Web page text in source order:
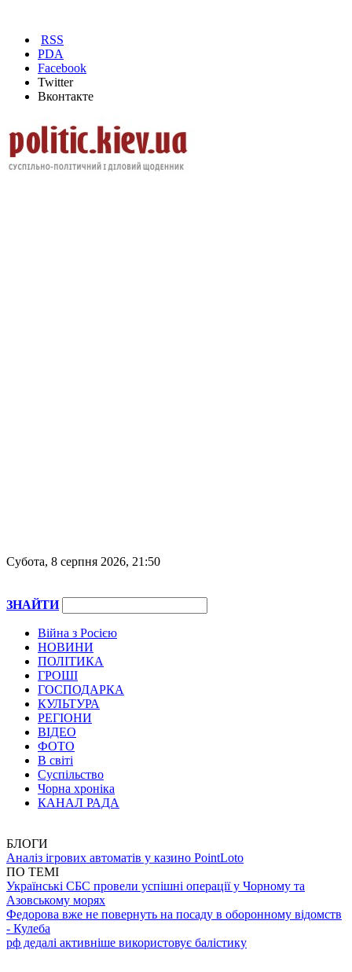
RSS
PDA
Facebook
Twitter
Вконтакте
Субота, 8 серпня 2026, 21:50
ЗНАЙТИ
Війна з Росією
НОВИНИ
ПОЛІТИКА
ГРОШІ
ГОСПОДАРКА
КУЛЬТУРА
РЕГІОНИ
ВІДЕО
ФОТО
В світі
Суспільство
Чорна хроніка
КАНАЛ РАДА
БЛОГИ
Аналіз ігрових автоматів у казино PointLoto
ПО ТЕМІ
Українські СБС провели успішні операції у Чорному та
Азовському морях
Федорова вже не повернуть на посаду в оборонному відомств
- Кулеба
рф дедалі активніше використовує балістику